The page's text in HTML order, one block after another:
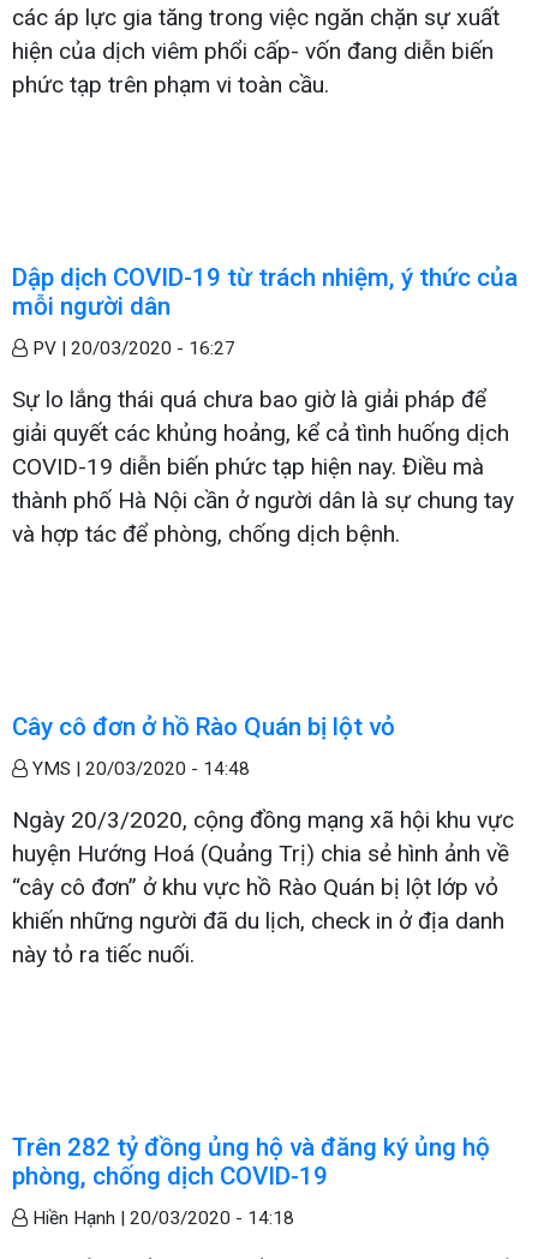
các áp lực gia tăng trong việc ngăn chặn sự xuất
hiện của dịch viêm phổi cấp- vốn đang diễn biến
phức tạp trên phạm vi toàn cầu.
Dập dịch COVID-19 từ trách nhiệm, ý thức của
mỗi người dân
PV | 20/03/2020 - 16:27
Sự lo lắng thái quá chưa bao giờ là giải pháp để
giải quyết các khủng hoảng, kể cả tình huống dịch
COVID-19 diễn biến phức tạp hiện nay. Điều mà
thành phố Hà Nội cần ở người dân là sự chung tay
và hợp tác để phòng, chống dịch bệnh.
Cây cô đơn ở hồ Rào Quán bị lột vỏ
YMS | 20/03/2020 - 14:48
Ngày 20/3/2020, cộng đồng mạng xã hội khu vực
huyện Hướng Hoá (Quảng Trị) chia sẻ hình ảnh về
“cây cô đơn” ở khu vực hồ Rào Quán bị lột lớp vỏ
khiến những người đã du lịch, check in ở địa danh
này tỏ ra tiếc nuối.
Trên 282 tỷ đồng ủng hộ và đăng ký ủng hộ
phòng, chống dịch COVID-19
Hiền Hạnh | 20/03/2020 - 14:18